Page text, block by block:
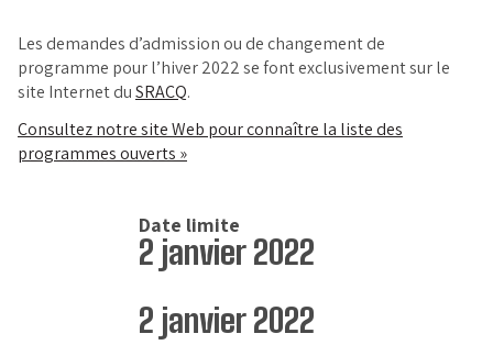
Les demandes d’admission ou de changement de
programme pour l’hiver 2022 se font exclusivement sur le
site Internet duSRACQ.
Consultez notre site Web pour connaître la liste des
programmes ouverts »
Date limite
2 janvier 2022
2 janvier 2022